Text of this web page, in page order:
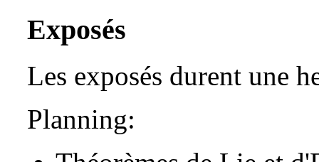
Exposés
Les exposés durent une
Planning: